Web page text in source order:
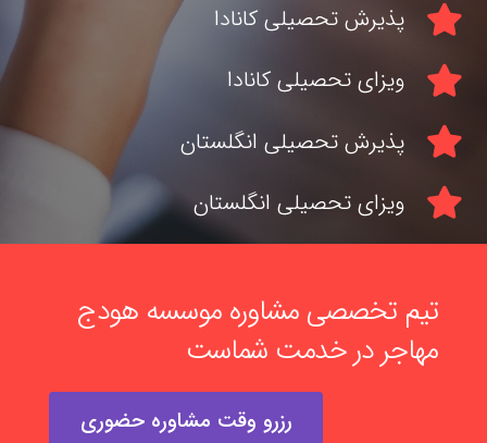
پذیرش تحصیلی کانادا
ویزای تحصیلی کانادا
پذیرش تحصیلی انگلستان
ویزای تحصیلی انگلستان
تیم تخصصی مشاوره موسسه هودج
مهاجر در خدمت شماست
رزرو وقت مشاوره حضوری